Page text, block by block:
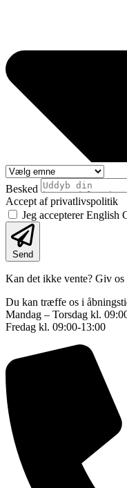
Besked
Accept af privatlivspolitik
Jeg accepterer English
Send
Kan det ikke vente? Giv os
Du kan træffe os i
Mandag – Torsdag kl.
Fredag kl. 09:00-13:00